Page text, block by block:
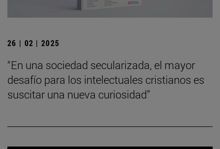
26 | 02 | 2025
“En una sociedad secularizada, el mayor
desafío para los intelectuales cristianos es
suscitar una nueva curiosidad”